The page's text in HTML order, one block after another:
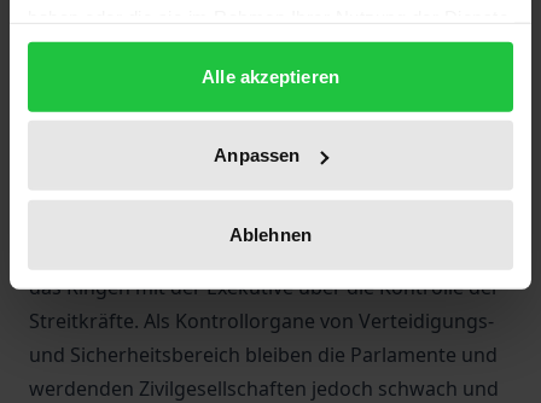
gesammelt haben.
Alle akzeptieren
Anpassen
Ablehnen
Streitkräfte und den Sicherheitssektor herzustellen.
Dabei bezieht sich die Publikation vorwiegend auf
die post-sozialistischen Staaten in Zentral- und
Osteuropa. Deutliche regionale Charkteristika von
post-kommunistischen zivil-militärischen
das Ringen mit der Exekutive über die Kontrolle der
Streitkräfte. Als Kontrollorgane von Verteidigungs-
und Sicherheitsbereich bleiben die Parlamente und
werdenden Zivilgesellschaften jedoch schwach und